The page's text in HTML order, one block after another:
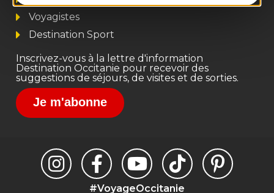
Voyagistes
Destination Sport
Inscrivez-vous à la lettre d'information
Destination Occitanie pour recevoir des
suggestions de séjours, de visites et de sorties.
Je m'abonne
#VoyageOccitanie